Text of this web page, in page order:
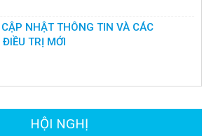
NHẬT THÔNG TIN VÀ CÁC
TRỊ MỚI
HỘI NGHỊ